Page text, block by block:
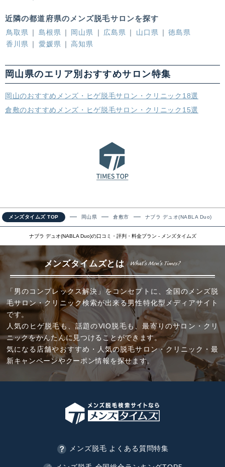
近隣の都道府県のメンズ脱毛サロンを探す
鳥取県 島根県 岡山県 広島県 山口県
徳島県
香川県
愛媛県 高知県
岡山県のエリア別おすすめサロン特集
岡山のおすすめメンズ・ヒゲ脱毛サロン・クリニック18選
倉敷のおすすめメンズ・ヒゲ脱毛サロン・クリニック15選
メンズタイムズ TOP 岡山県 倉敷市 ナブラ デュオ(NABLA Duo)
ナブラ デュオ(NABLA Duo)の口コミ・評判・料金プラン - メンズタイムズ
メンズタイムズとは
「男のコンプレックス解決」をコンセプトに、全国のメンズ脱
毛サロン・クリニック検索が出来る男性特化型メディアサイト
です。
人気のヒゲ脱毛も、話題のVIO脱毛も、最寄りのサロン・クリ
ニックをかんたんに見つけることができます。
気になる店舗やおすすめ・人気の脱毛サロン・クリニック・最
新キャンペーンやクーポン情報を探せます。
メンズ脱毛 よくある質問特集